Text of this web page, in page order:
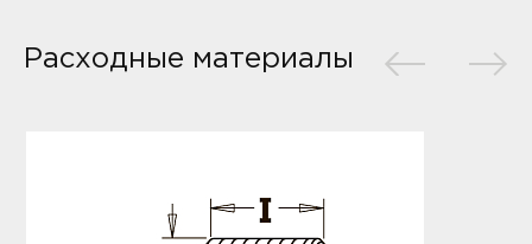
Расходные материалы